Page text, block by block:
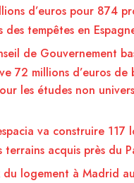
d’euros pour 874
des tempêtes en
de Gouvernement
72 millions d’euros de
les études non
va construire 117
terrains acquis près du
du logement à Madrid